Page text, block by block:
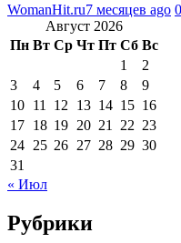
WomanHit.ru7 месяцев ago 0
Август 2026
Пн Вт Ср Чт Пт Сб Вс
1
2
3
4 5 6 7 8
9
10 11 12 13 14 15 16
17 18 19 20 21 22 23
24 25 26 27 28 29 30
31
« Июл
Рубрики